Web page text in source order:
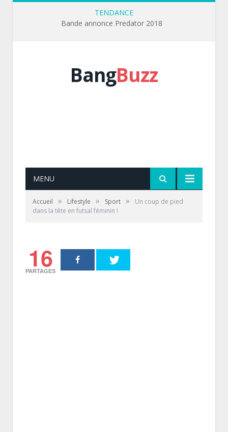
TENDANCE
Bande annonce Predator 2018
BangBuzz
MENU
Accueil » Lifestyle » Sport »
Un coup de pied
dans la tête en futsal féminin !
16
PARTAGES